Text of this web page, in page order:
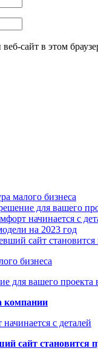
сайт в этом
малого бизнеса
для вашего
начинается с
на 2023 год
сайт становится
бизнеса
для вашего проекта
компании
с деталей
сайт становится